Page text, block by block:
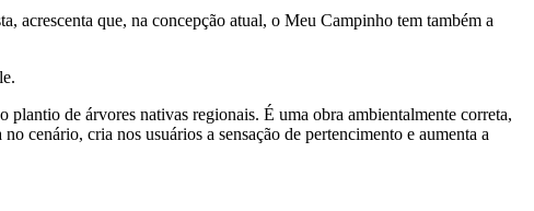
acrescenta que, na concepção atual, o Meu Campinho tem também a
de árvores nativas regionais. É uma obra ambientalmente correta,
cenário, cria nos usuários a sensação de pertencimento e aumenta a